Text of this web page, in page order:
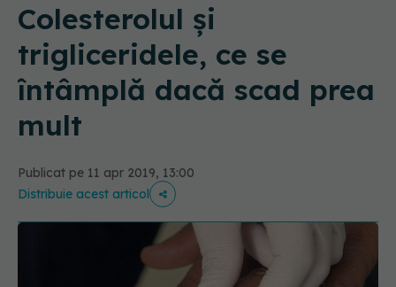
Colesterolul și
trigliceridele, ce se
întâmplă dacă scad prea
mult
Publicat pe 11 apr 2019, 13:00
Distribuie acest articol